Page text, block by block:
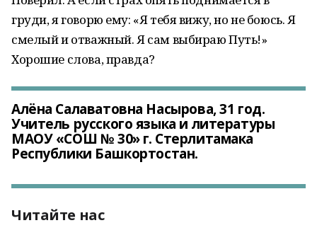
груди, я говорю ему: «Я тебя вижу, но не боюсь. Я
смелый и отважный. Я сам выбираю Путь!»
Хорошие слова, правда?
Алёна Салаватовна Насырова, 31 год.
Учитель русского языка и литературы
МАОУ «СОШ № 30» г. Стерлитамака
Республики Башкортостан.
Читайте нас